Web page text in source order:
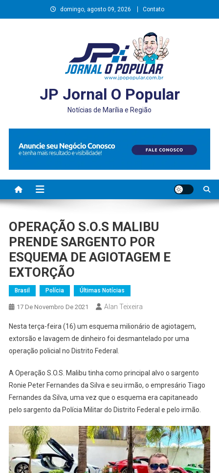
to
domingo, agosto 09, 2026 Contato
JP Jornal O Popular
Notícias de Marília e Região
OPERAÇÃO S.O.S MALIBU
PRENDE SARGENTO POR
ESQUEMA DE AGIOTAGEM E
EXTORÇÃO
Brasil Polícia Últimas Notícias
17 De Novembro De 2021 Alan Teixeira
Nesta terça-feira (16) um esquema milionário de agiotagem,
extorsão e lavagem de dinheiro foi desmantelado por uma
operação policial no Distrito Federal.
A Operação S.O.S. Malibu tinha como principal alvo o sargento
Ronie Peter Fernandes da Silva e seu irmão, o empresário Tiago
Fernandes da Silva, uma vez que o esquema era capitaneado
pelo sargento da Polícia Militar do Distrito Federal e pelo irmão.